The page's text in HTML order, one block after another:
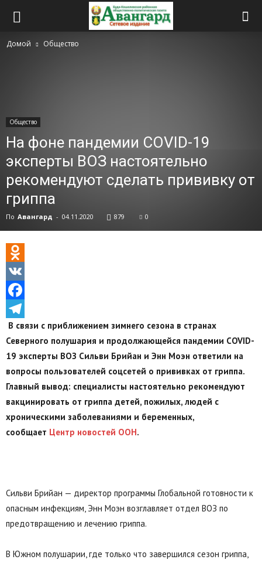
Домой Общество
Общество
На фоне пандемии COVID-19
эксперты ВОЗ настоятельно
рекомендуют сделать прививку от
гриппа
По Авангард - 04.11.2020 879 0
Odnoklassniki
VK
Facebook
Telegram
В связи с приближением зимнего сезона в странах
Северного полушария и продолжающейся пандемии COVID-
19 эксперты ВОЗ Сильви Брийан и Энн Моэн ответили на
вопросы пользователей соцсетей о прививках от гриппа.
Главный вывод: специалисты настоятельно рекомендуют
вакцинировать от гриппа детей, пожилых, людей с
хроническими заболеваниями и беременных,
сообщает Центр новостей ООН.
Сильви Брийан — директор программы Глобальной готовности к
опасным инфекциям, Энн Моэн возглавляет отдел ВОЗ по
предотвращению и лечению гриппа.
В Южном полушарии, где только что завершился сезон гриппа,